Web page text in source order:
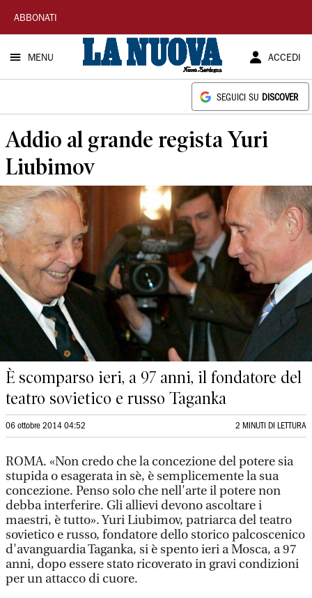
La
Nuova
Sardegna
ABBONATI
MENU ACCEDI
SEGUICI SU DISCOVER
Addio al grande regista Yuri
Liubimov
È scomparso ieri, a 97 anni, il fondatore del
teatro sovietico e russo Taganka
06 ottobre 2014 04:52 2 MINUTI DI LETTURA
ROMA. «Non credo che la concezione del potere sia
stupida o esagerata in sè, è semplicemente la sua
concezione. Penso solo che nell'arte il potere non
debba interferire. Gli allievi devono ascoltare i
maestri, è tutto». Yuri Liubimov, patriarca del teatro
sovietico e russo, fondatore dello storico palcoscenico
d'avanguardia Taganka, si è spento ieri a Mosca, a 97
anni, dopo essere stato ricoverato in gravi condizioni
per un attacco di cuore.